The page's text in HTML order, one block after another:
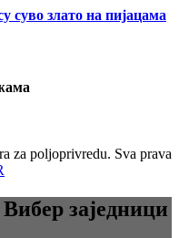
суво злато на пијацама
za poljoprivredu. Sva prava
заједници